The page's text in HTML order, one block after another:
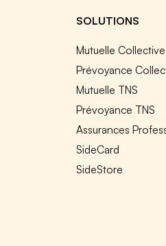
SOLUTIONS
Mutuelle Collective
Prévoyance
Mutuelle TNS
Prévoyance TNS
Assurances
SideCard
SideStore